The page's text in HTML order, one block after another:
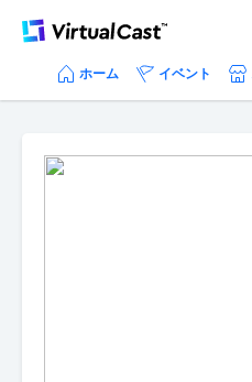
ホーム イベント